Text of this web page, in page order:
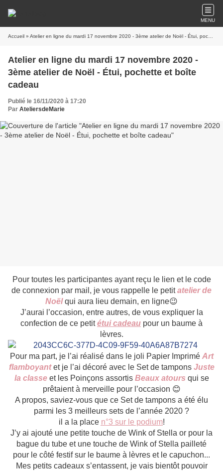
MENU
Accueil » Atelier en ligne du mardi 17 novembre 2020 - 3ème atelier de Noël - Étui, pochette et boîte cadeau
Atelier en ligne du mardi 17 novembre 2020 -
3ème atelier de Noël - Étui, pochette et boîte
cadeau
Publié le 16/11/2020 à 17:20
Par AteliersdeMarie
Pour toutes les participantes ayant reçu le lien et le code
de connexion par mail, je vous rappelle le petitatelier de
Noël qui aura lieu demain, en ligne😉
J’aurai l’occasion, entre autres, de vous expliquer la
confection de ce petitétui cadeau pour un baume à
lèvres.
Pour ma part, je l’ai réalisé dans le joli Papier Imprimé Art
flamboyantet je l’ai décoré avec le Set de tampons Juste
la classeet les Poinçons assortis Beaux atours qui se
prêtaient à merveille pour l’occasion 😊
A propos, saviez-vous que ce Set de tampons a été élu
parmi les 3 meilleurs sets de l’année 2020 ?
il a la place n°3 sur le podium!
J’y ai ajouté une petite touche de Wink of Stella or pour la
bague du tube et une touche de Wink of Stella pailleté
pour le côté festif sur le baume à lèvres et le capuchon...
Mes petits cadeaux s’entassent, je vais bientôt pouvoir